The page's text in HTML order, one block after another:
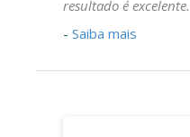
resultado é excelente.
- Saiba mais